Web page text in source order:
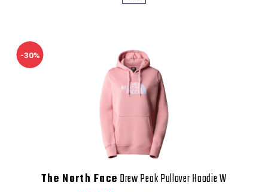
-30%
The North Face Drew Peak Pullover Hoodie W